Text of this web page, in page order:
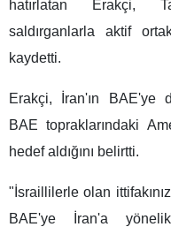
hatırlatan Erakçi,
saldırganlarla aktif
kaydetti.
Erakçi, İran'ın BAE'ye
BAE topraklarındaki
hedef aldığını belirtti.
"İsraillilerle olan
BAE'ye İran'a